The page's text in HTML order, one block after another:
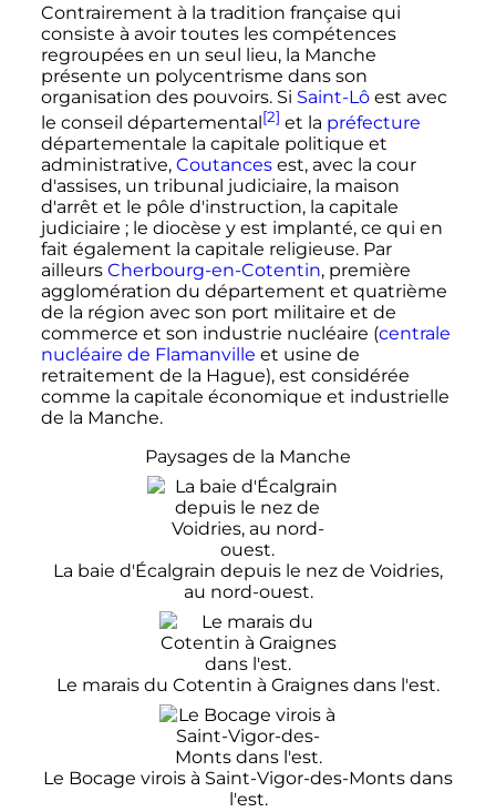
Contrairement à la tradition française qui
consiste à avoir toutes les compétences
regroupées en un seul lieu, la Manche
présente un polycentrisme dans son
organisation des pouvoirs. Si Saint-Lôest avec
le conseil départemental[2] et la préfecture
départementale la capitale politique et
administrative, Coutancesest, avec la cour
d'assises, un tribunal judiciaire, la maison
d'arrêt et le pôle d'instruction, la capitale
judiciaire ; le diocèse y est implanté, ce qui en
fait également la capitale religieuse. Par
ailleurs Cherbourg-en-Cotentin, première
agglomération du département et quatrième
de la région avec son port militaire et de
commerce et son industrie nucléaire (centrale
nucléaire de Flamanville et usine de
retraitement de la Hague), est considérée
comme la capitale économique et industrielle
de la Manche.
Paysages de la Manche
La baie d'Écalgrain depuis le nez de Voidries,
au nord-ouest.
Le marais du Cotentin à Graignes dans l'est.
Le Bocage virois à Saint-Vigor-des-Monts dans
l'est.